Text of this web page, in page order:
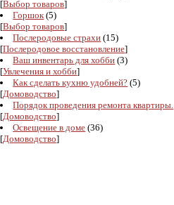
[Выбор товаров]
Горшок (5)
[Выбор товаров]
Послеродовые страхи (15)
[Послеродовое восстановление]
Ваш инвентарь для хобби (3)
[Увлечения и хобби]
Как сделать кухню удобней? (5)
[Домоводство]
Порядок проведения ремонта квартиры.
[Домоводство]
Освещение в доме (36)
[Домоводство]